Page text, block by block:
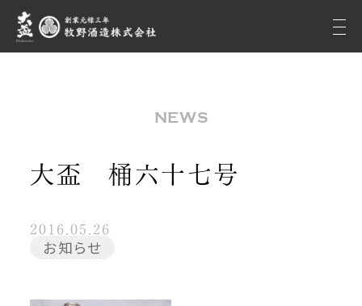
NEWS
大盃 桶六十七号
2016.05.26
お知らせ